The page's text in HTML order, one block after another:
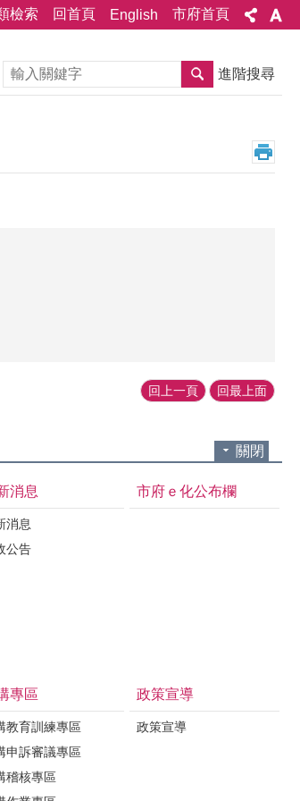
檢索 回首頁 English 市府首頁
搜尋 進階搜尋
回上一頁 回最上面
關閉
消息
消息
公告
市府ｅ化公布欄
專區
教育訓練專區
申訴審議專區
稽核專區
政策宣導
政策宣導